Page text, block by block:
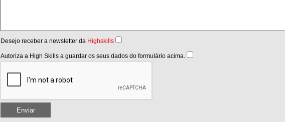
Desejo receber a newsletter da Highskills
Autoriza a High Skills a guardar os seus dados do formulário acima.
Enviar